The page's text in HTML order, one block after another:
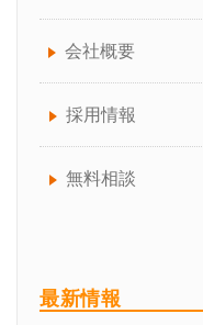
人事制度の構築
介護事業者向
就業規則の作
介護職員等処
訪問介護（介
就労継続・就
共同生活援助
障害福祉事業
介護保険・障
失敗しない！
行業者の選び方
会社概要
会社概要につ
代表プロフィ
アクセス
採用情報
無料相談
最新情報